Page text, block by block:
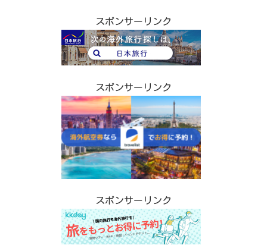
スポンサーリンク
スポンサーリンク
スポンサーリンク